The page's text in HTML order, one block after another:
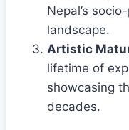
Nepal’s
landscape.
Artistic
lifetime of
showcasing
decades.